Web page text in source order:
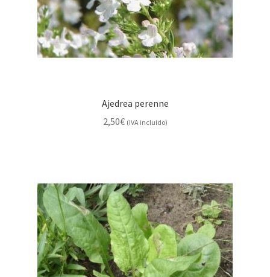
Ajedrea perenne
2,50€ (IVA incluido)